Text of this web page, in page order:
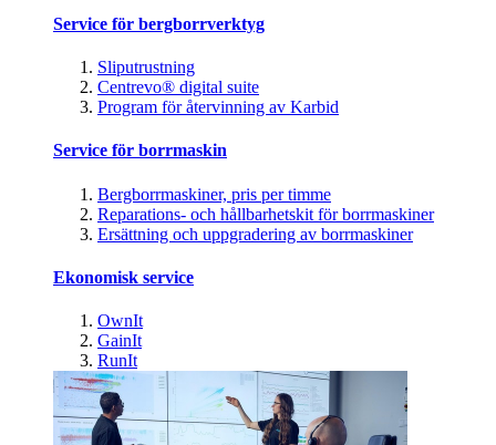
Service för bergborrverktyg
Sliputrustning
Centrevo® digital suite
Program för återvinning av Karbid
Service för borrmaskin
Bergborrmaskiner, pris per timme
Reparations- och hållbarhetskit för borrmaskiner
Ersättning och uppgradering av borrmaskiner
Ekonomisk service
OwnIt
GainIt
RunIt